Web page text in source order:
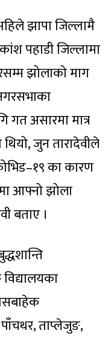
झापा जिल्लामै
पहाडी जिल्लामा
झोलाको माग
गत असारमा मात्र
जुन तारादेवीले
का कारण
आफ्नो झोला
बताए ।
ताप्लेजुङ,